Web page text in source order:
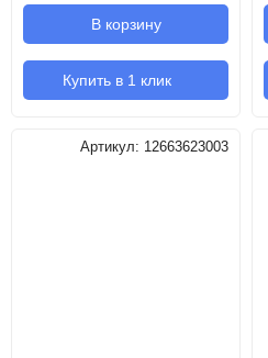
В корзину
Купить в 1 клик
Артикул: 12663623003